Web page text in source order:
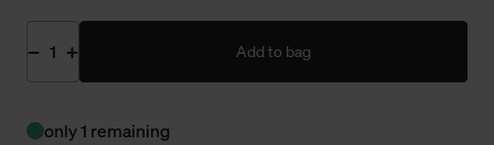
Add to bag
only 1 remaining